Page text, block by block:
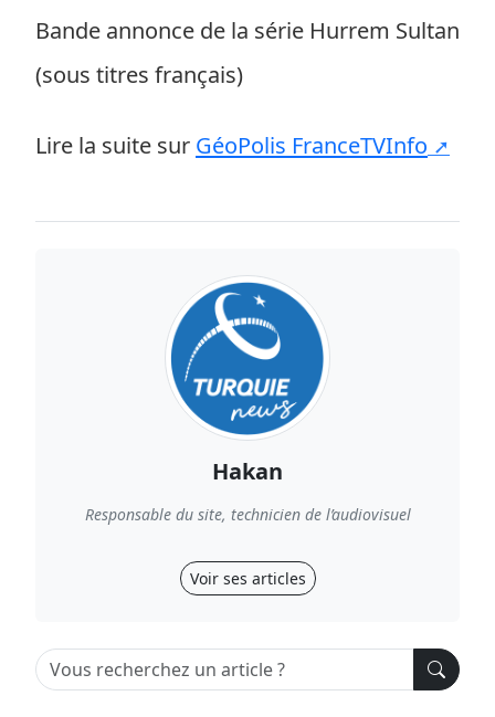
Bande annonce de la série Hurrem Sultan
(sous titres français)
Lire la suite sur GéoPolis FranceTVInfo
Hakan
Responsable du site, technicien de l’audiovisuel
Voir ses articles